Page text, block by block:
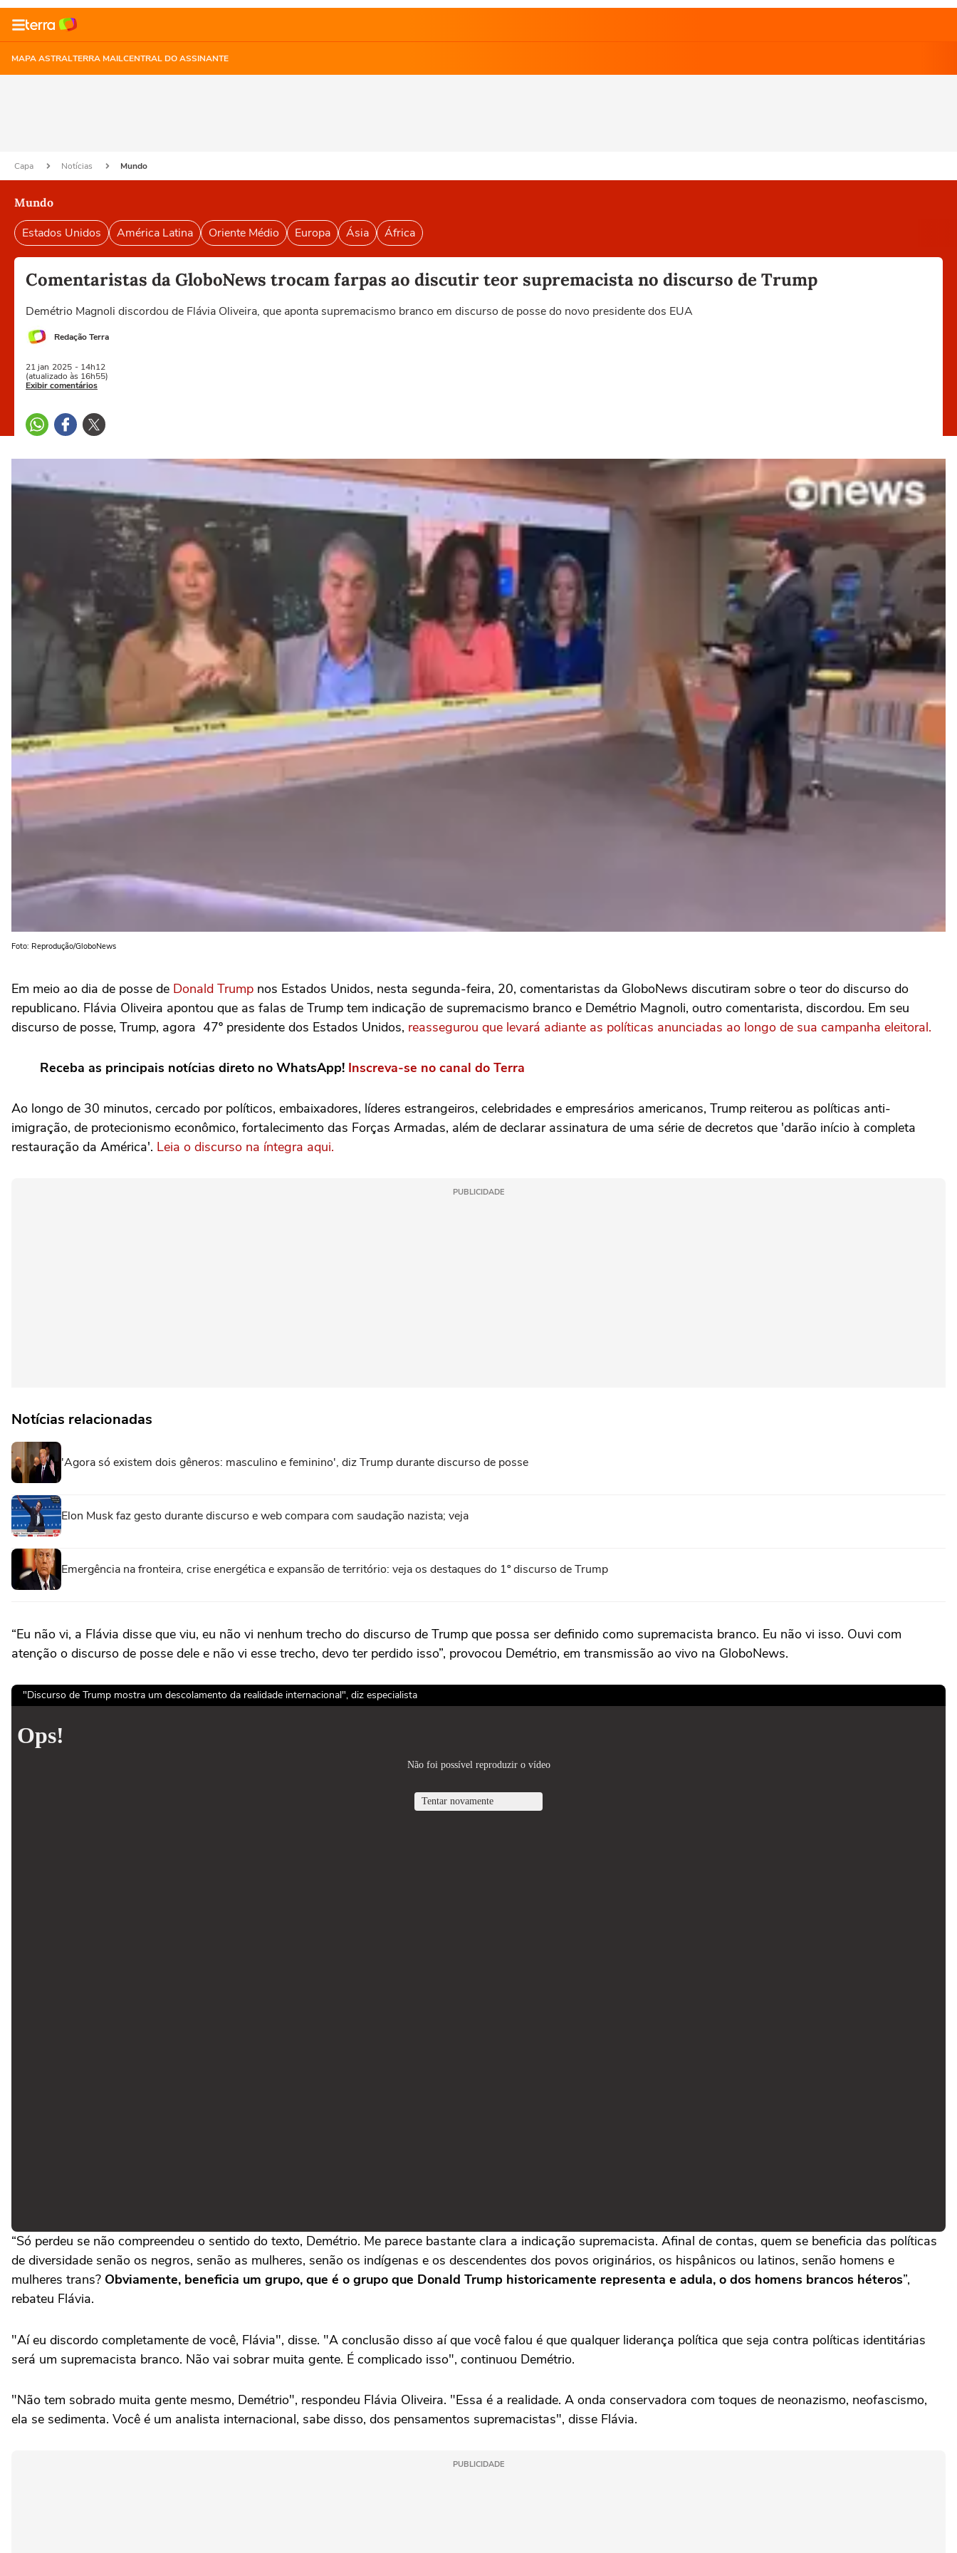
MAPA ASTRALTERRA MAILCENTRAL DO ASSINANTE
Capa Notícias Mundo
Mundo
Estados Unidos América Latina Oriente Médio Europa Ásia África
Comentaristas da GloboNews trocam farpas ao discutir teor supremacista no discurso de Trump
Demétrio Magnoli discordou de Flávia Oliveira, que aponta supremacismo branco em discurso de posse do novo presidente dos EUA
Redação Terra
21 jan 2025 - 14h12
(atualizado às 16h55)
Exibir comentários
Foto: Reprodução/GloboNews
Em meio ao dia de posse de Donald Trump nos Estados Unidos, nesta segunda-feira, 20, comentaristas da GloboNews discutiram sobre o teor do discurso do
republicano. Flávia Oliveira apontou que as falas de Trump tem indicação de supremacismo branco e Demétrio Magnoli, outro comentarista, discordou. Em seu
discurso de posse, Trump, agora 47º presidente dos Estados Unidos, reassegurou que levará adiante as políticas anunciadas ao longo de sua campanha eleitoral.
Receba as principais notícias direto no WhatsApp! Inscreva-se no canal do Terra
Ao longo de 30 minutos, cercado por políticos, embaixadores, líderes estrangeiros, celebridades e empresários americanos, Trump reiterou as políticas anti-
imigração, de protecionismo econômico, fortalecimento das Forças Armadas, além de declarar assinatura de uma série de decretos que 'darão início à completa
restauração da América'. Leia o discurso na íntegra aqui.
PUBLICIDADE
Notícias relacionadas
'Agora só existem dois gêneros: masculino e feminino', diz Trump durante discurso de posse
Elon Musk faz gesto durante discurso e web compara com saudação nazista; veja
Emergência na fronteira, crise energética e expansão de território: veja os destaques do 1º discurso de Trump
“Eu não vi, a Flávia disse que viu, eu não vi nenhum trecho do discurso de Trump que possa ser definido como supremacista branco. Eu não vi isso. Ouvi com
atenção o discurso de posse dele e não vi esse trecho, devo ter perdido isso”, provocou Demétrio, em transmissão ao vivo na GloboNews.
"Discurso de Trump mostra um descolamento da realidade internacional", diz especialista
“Só perdeu se não compreendeu o sentido do texto, Demétrio. Me parece bastante clara a indicação supremacista. Afinal de contas, quem se beneficia das políticas
de diversidade senão os negros, senão as mulheres, senão os indígenas e os descendentes dos povos originários, os hispânicos ou latinos, senão homens e
mulheres trans? Obviamente, beneficia um grupo, que é o grupo que Donald Trump historicamente representa e adula, o dos homens brancos héteros”,
rebateu Flávia.
"Aí eu discordo completamente de você, Flávia", disse. "A conclusão disso aí que você falou é que qualquer liderança política que seja contra políticas identitárias
será um supremacista branco. Não vai sobrar muita gente. É complicado isso", continuou Demétrio.
"Não tem sobrado muita gente mesmo, Demétrio", respondeu Flávia Oliveira. "Essa é a realidade. A onda conservadora com toques de neonazismo, neofascismo,
ela se sedimenta. Você é um analista internacional, sabe disso, dos pensamentos supremacistas", disse Flávia.
PUBLICIDADE